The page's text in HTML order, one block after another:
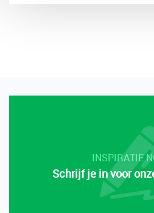
INSPIRATIE
Schrijf je in voor